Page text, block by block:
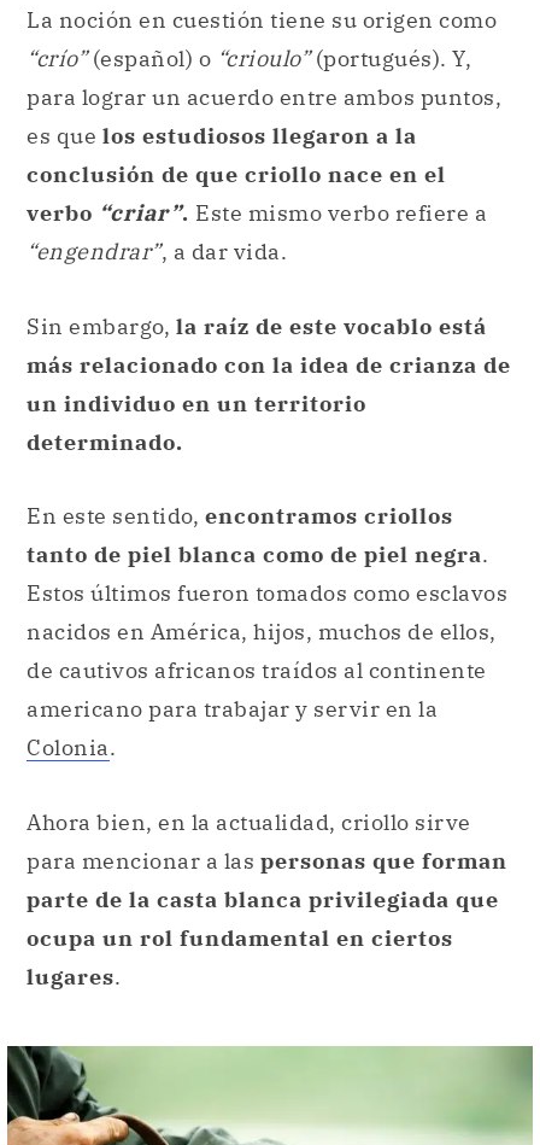
La noción en cuestión tiene su origen como
“crío”(español) o “crioulo”(portugués). Y,
para lograr un acuerdo entre ambos puntos,
es que los estudiosos llegaron a la
conclusión de que criollo nace en el
verbo “criar”. Este mismo verbo refiere a
“engendrar”, a dar vida.
Sin embargo, la raíz de este vocablo está
más relacionado con la idea de crianza de
un individuo en un territorio
determinado.
En este sentido, encontramos criollos
tanto de piel blanca como de piel negra.
Estos últimos fueron tomados como esclavos
nacidos en América, hijos, muchos de ellos,
de cautivos africanos traídos al continente
americano para trabajar y servir en la
Colonia.
Ahora bien, en la actualidad, criollo sirve
para mencionar a las personas que forman
parte de la casta blanca privilegiada que
ocupa un rol fundamental en ciertos
lugares.